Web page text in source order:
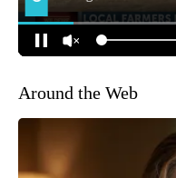
Around the Web